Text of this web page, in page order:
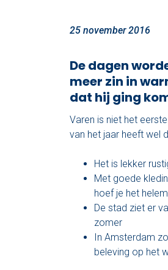
25 november 2016
De dagen
meer zin in
dat hij ging
Varen is niet het
van het jaar heeft wel
Het is lekker
Met goede
hoef je het
De stad ziet er
zomer
In Amsterdam
beleving op het